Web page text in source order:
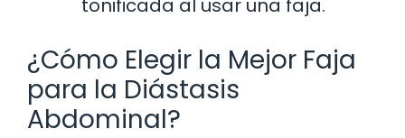
tonificada al usar una faja.
¿Cómo Elegir la Mejor Faja
para la Diástasis
Abdominal?